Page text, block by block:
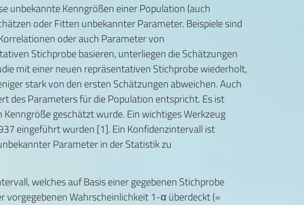
unbekannte Kenngrößen einer Population (auch
oder Fitten unbekannter Parameter. Beispiele sind
oder auch Parameter von
Stichprobe basieren, unterliegen die Schätzungen
mit einer neuen repräsentativen Stichprobe wiederholt,
stark von den ersten Schätzungen abweichen. Auch
des Parameters für die Population entspricht. Es ist
geschätzt wurde. Ein wichtiges Werkzeug
eingeführt wurden [1]. Ein Konfidenzintervall ist
Parameter in der Statistik zu
welches auf Basis einer gegebenen Stichprobe
Wahrscheinlichkeit 1-α überdeckt (=